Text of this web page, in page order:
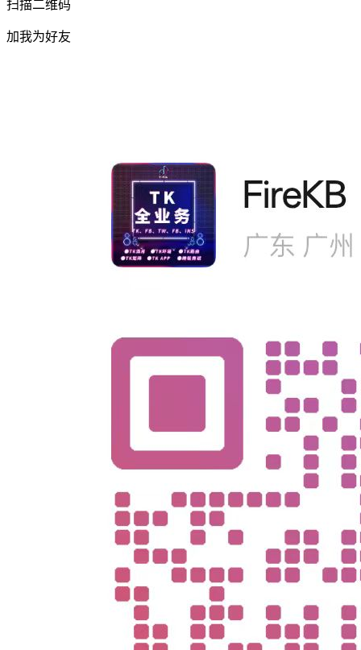
扫描二维码
加我为好友